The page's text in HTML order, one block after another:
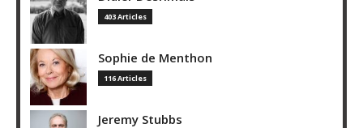
403 Articles
Sophie de Menthon
116 Articles
Jeremy Stubbs